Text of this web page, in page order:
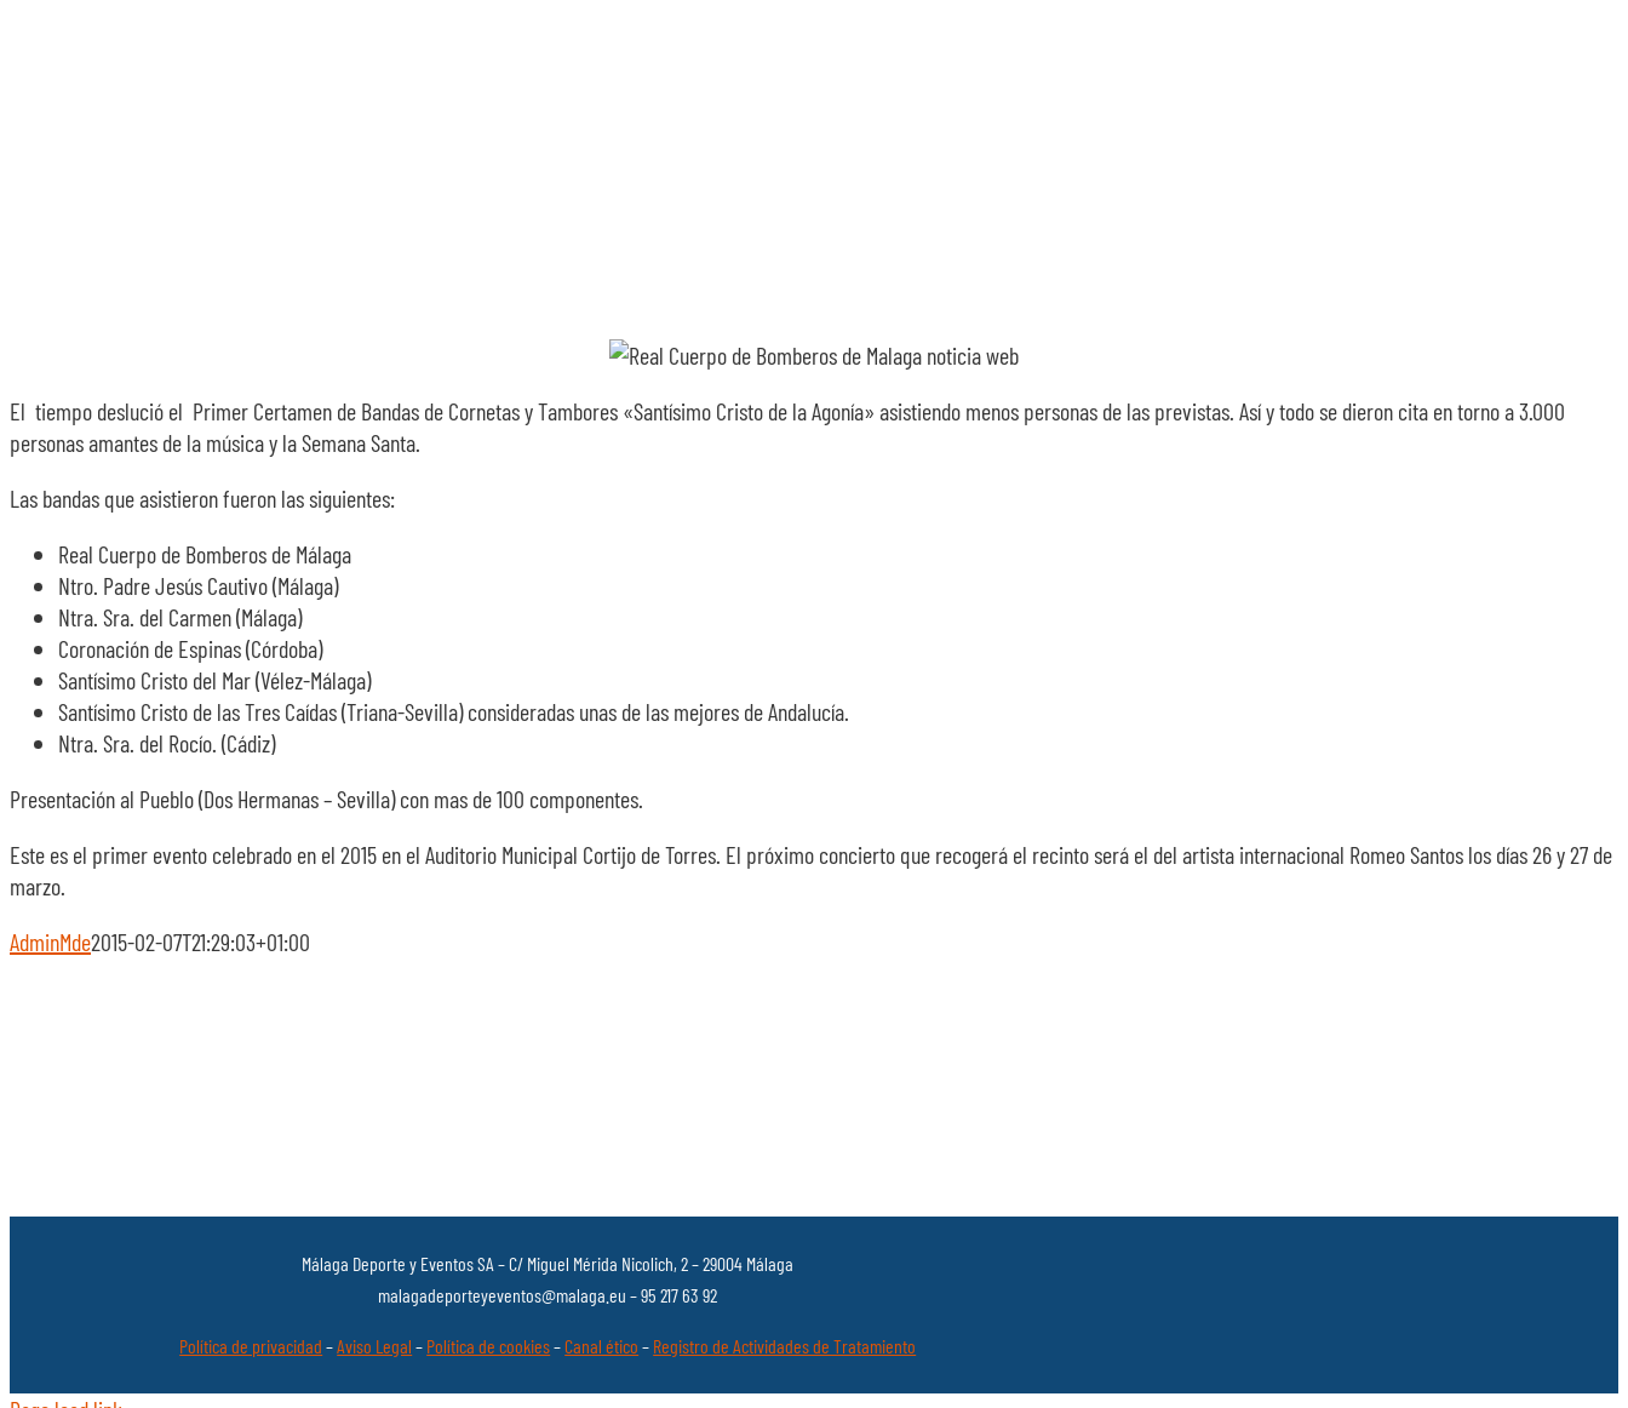
El tiempo deslució el Primer Certamen de Bandas de Cornetas y Tambores «Santísimo Cristo de la Agonía» asistiendo menos personas de las previstas. Así y todo se dieron cita en torno a 3.000
personas amantes de la música y la Semana Santa.
Las bandas que asistieron fueron las siguientes:
Real Cuerpo de Bomberos de Málaga
Ntro. Padre Jesús Cautivo (Málaga)
Ntra. Sra. del Carmen (Málaga)
Coronación de Espinas (Córdoba)
Santísimo Cristo del Mar (Vélez-Málaga)
Santísimo Cristo de las Tres Caídas (Triana-Sevilla) consideradas unas de las mejores de Andalucía.
Ntra. Sra. del Rocío. (Cádiz)
Presentación al Pueblo (Dos Hermanas – Sevilla) con mas de 100 componentes.
Este es el primer evento celebrado en el 2015 en el Auditorio Municipal Cortijo de Torres. El próximo concierto que recogerá el recinto será el del artista internacional Romeo Santos los días 26 y 27 de
marzo.
AdminMde2015-02-07T21:29:03+01:00
Málaga Deporte y Eventos SA – C/ Miguel Mérida Nicolich, 2 – 29004 Málaga
malagadeporteyeventos@malaga.eu – 95 217 63 92
Política de privacidad –Aviso Legal – Política de cookies–Canal ético – Registro de Actividades de Tratamiento